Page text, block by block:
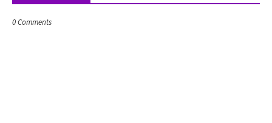
0 Comments